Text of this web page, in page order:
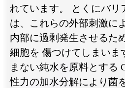
れています。 とくにバリ
は、これらの外部刺激に
内部に過剰発生させるた
細胞を 傷つけてしまいま
まない純水を原料とする
性力の加水分解により菌